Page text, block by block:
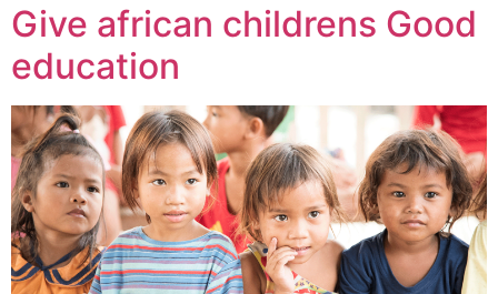
Give african childrens Good
education